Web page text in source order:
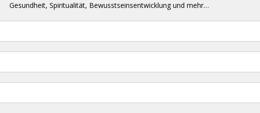
Gesundheit, Spiritualität, Bewusstseinsentwicklung und mehr…